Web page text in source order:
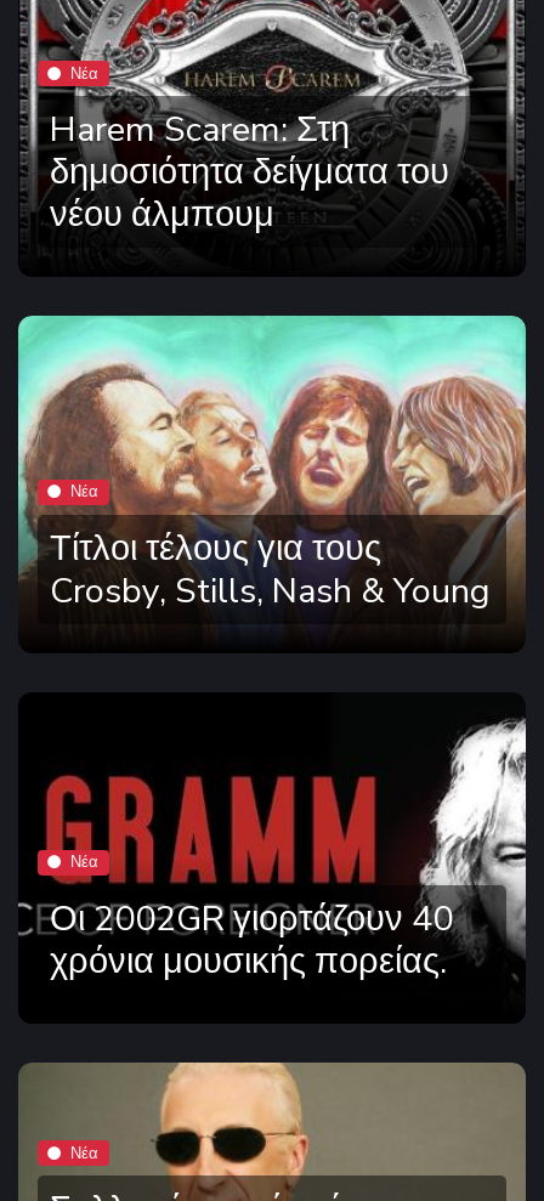
Νέα
Harem Scarem: Στη
δημοσιότητα δείγματα του
νέου άλμπουμ
Νέα
Τίτλοι τέλους για τους
Crosby, Stills, Nash & Young
Νέα
Οι 2002GR γιορτάζουν 40
χρόνια μουσικής πορείας.
Νέα